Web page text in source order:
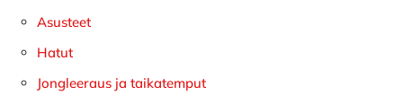
sivupalkki
Asusteet
Hatut
Jongleeraus ja taikatemput